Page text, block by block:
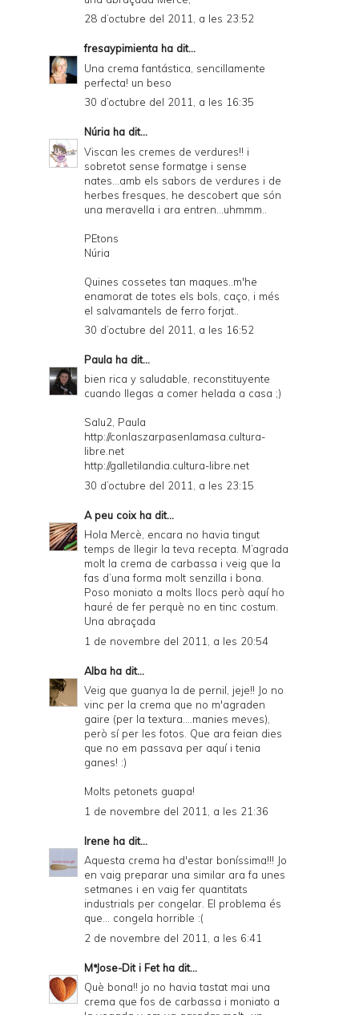
28 d’octubre del 2011, a les 23:52
fresaypimienta ha dit...
Una crema fantástica, sencillamente
perfecta! un beso
30 d’octubre del 2011, a les 16:35
Núria ha dit...
Viscan les cremes de verdures!! i
sobretot sense formatge i sense
nates...amb els sabors de verdures i de
herbes fresques, he descobert que són
una meravella i ara entren...uhmmm..
PEtons
Núria
Quines cossetes tan maques..m'he
enamorat de totes els bols, caço, i més
el salvamantels de ferro forjat..
30 d’octubre del 2011, a les 16:52
Paula ha dit...
bien rica y saludable, reconstituyente
cuando llegas a comer helada a casa ;)
Salu2, Paula
http://conlaszarpasenlamasa.cultura-
libre.net
http://galletilandia.cultura-libre.net
30 d’octubre del 2011, a les 23:15
A peu coix ha dit...
Hola Mercè, encara no havia tingut
temps de llegir la teva recepta. M’agrada
molt la crema de carbassa i veig que la
fas d’una forma molt senzilla i bona.
Poso moniato a molts llocs però aquí ho
hauré de fer perquè no en tinc costum.
Una abraçada
1 de novembre del 2011, a les 20:54
Alba ha dit...
Veig que guanya la de pernil, jeje!! Jo no
vinc per la crema que no m'agraden
gaire (per la textura....manies meves),
però sí per les fotos. Que ara feian dies
que no em passava per aquí i tenia
ganes! :)
Molts petonets guapa!
1 de novembre del 2011, a les 21:36
Irene ha dit...
Aquesta crema ha d'estar boníssima!!! Jo
en vaig preparar una similar ara fa unes
setmanes i en vaig fer quantitats
industrials per congelar. El problema és
que... congela horrible :(
2 de novembre del 2011, a les 6:41
MªJose-Dit i Fetha dit...
Què bona!! jo no havia tastat mai una
crema que fos de carbassa i moniato a